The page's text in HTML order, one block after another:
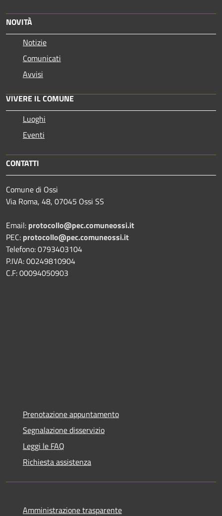
NOVITÀ
Notizie
Comunicati
Avvisi
VIVERE IL COMUNE
Luoghi
Eventi
CONTATTI
Comune di Ossi
Via Roma, 48, 07045 Ossi SS
Email: protocollo@pec.comuneossi.it
PEC: protocollo@pec.comuneossi.it
Telefono: 0793403104
P.IVA: 00249810904
C.F: 00094050903
Prenotazione appuntamento
Segnalazione disservizio
Leggi le FAQ
Richiesta assistenza
Amministrazione trasparente